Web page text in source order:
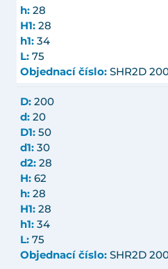
h: 28
H1: 28
h1: 34
L: 75
Objednací číslo: SHR2D
D: 200
d: 20
D1: 50
d1: 30
d2: 28
H: 62
h: 28
H1: 28
h1: 34
L: 75
Objednací číslo: SHR2D